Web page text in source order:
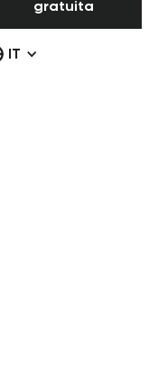
gratuita
IT